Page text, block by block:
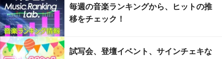
毎週の音楽ランキングから、ヒットの推
移をチェック！
試写会、登壇イベント、サインチェキな